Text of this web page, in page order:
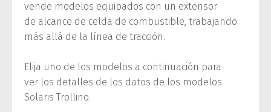
vende modelos equipados con un extensor
de alcance de celda de combustible, trabajando
más allá de la línea de tracción.
Elija uno de los modelos a continuación para
ver los detalles de los datos de los modelos
Solaris Trollino.